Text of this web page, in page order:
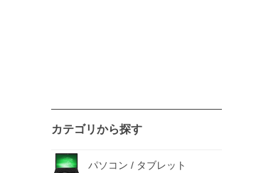
カテゴリから探す
パソコン / タブレット